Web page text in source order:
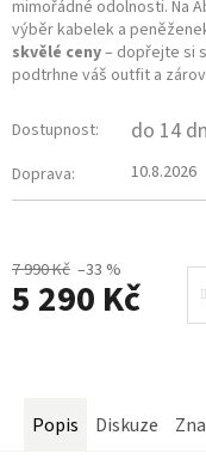
7 990 Kč –33 %
5 290 Kč
mimořádné odolnosti. Na
výběr kabelek a
skvělé ceny– dopřejte si
podtrhne váš outfit a
Dostupnost: do 14
Doprava: 10.8.2026
Popis Diskuze